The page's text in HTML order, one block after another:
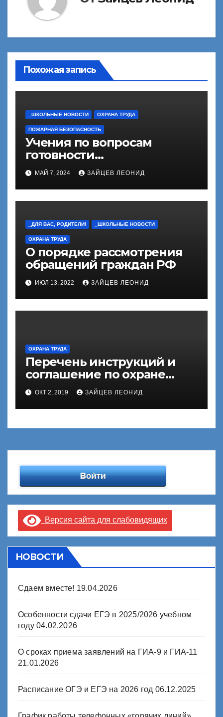
Похожая запись
_ШКОЛЬНЫЕ НОВОСТИ ОХРАНА ТРУДА
ПОЖАРНАЯ БЕЗОПАСНОСТЬ
Учения по вопросам
готовности
противопожарной
безопасности
МАЙ 7, 2024 ЗАЙЦЕВ ЛЕОНИД
_ДЛЯ ВАС, РОДИТЕЛИ! _ШКОЛЬНЫЕ НОВОСТИ
ОХРАНА ТРУДА
О порядке рассмотрения
обращений граждан РФ
ИЮЛ 13, 2022 ЗАЙЦЕВ ЛЕОНИД
ОХРАНА ТРУДА
Перечень инструкций и
соглашение по охране
труда
ОКТ 2, 2019 ЗАЙЦЕВ ЛЕОНИД
Версия сайта для слабовидящих
НОВОСТИ
Сдаем вместе! 19.04.2026
Особенности сдачи ЕГЭ в 2025/2026 учебном
году 04.02.2026
О сроках приема заявлений на ГИА-9 и ГИА-11
21.01.2026
Расписание ОГЭ и ЕГЭ на 2026 год 06.12.2025